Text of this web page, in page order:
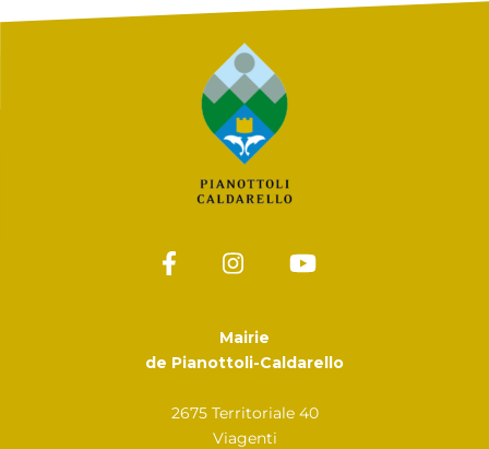
Mairie
de Pianottoli-Caldarello
2675 Territoriale 40
Viagenti